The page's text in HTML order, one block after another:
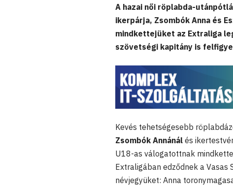
A hazai női röplabda-
ikerpárja, Zsombók Anna és
mindkettejüket az Extraliga
szövetségi kapitány is
Kevés tehetségesebb
Zsombók Annánál és
U18-as válogatottnak
Extraligában edződnek a Vasas
névjegyüket: Anna